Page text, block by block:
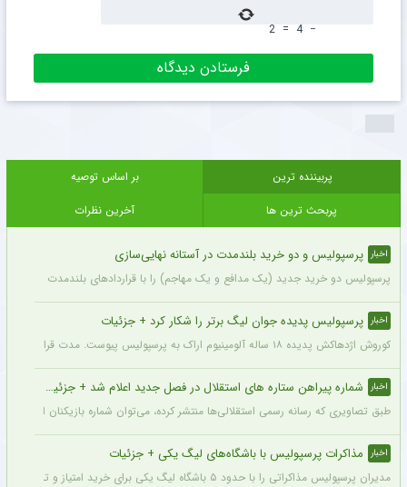
−
4
=
2
پربیننده ترین
بر اساس توصیه
پربحث ترین ها
آخرین نظرات
اخبار پرسپولیس و دو خرید بلندمدت در آستانه نهایی‌سازی
پرسپولیس دو خرید جدید (یک مدافع و یک مهاجم) را با قراردادهای بلندمدت نهایی کرده
اخبار پرسپولیس پدیده جوان لیگ برتر را شکار کرد + جزئیات
کوروش اژدهاکش پدیده ۱۸ ساله آلومینیوم اراک به پرسپولیس پیوست. مدت قرارداد اژدهاکش با پرسپولیس به مدت ۴ سال است.
اخبار شماره پیراهن ستاره های استقلال در فصل جدید اعلام شد + جزئیات
طبق تصاویری که رسانه رسمی استقلالی‌ها منتشر کرده، می‌توان شماره بازیکنان این
اخبار مذاکرات پرسپولیس با باشگاه‌های لیگ یکی + جزئیات
مدیران پرسپولیس مذاکراتی را با حدود ۵ باشگاه لیگ یکی برای خرید امتیاز و تشکیل تیم «ب» آغاز کرده‌اند.